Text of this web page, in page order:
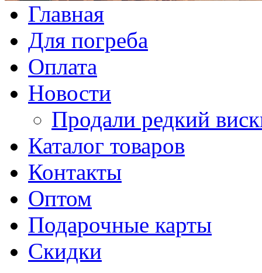
Главная
Для погреба
Оплата
Новости
Продали редкий
Каталог товаров
Контакты
Оптом
Подарочные карты
Скидки